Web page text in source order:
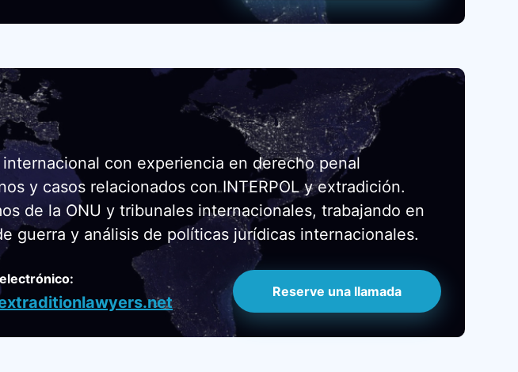
con experiencia en derecho penal
y casos relacionados con INTERPOL y extradición.
de la ONU y tribunales internacionales, trabajando en
guerra y análisis de políticas jurídicas internacionales.
Reserve una llamada